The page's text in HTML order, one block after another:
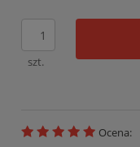
szt.
Ocena: